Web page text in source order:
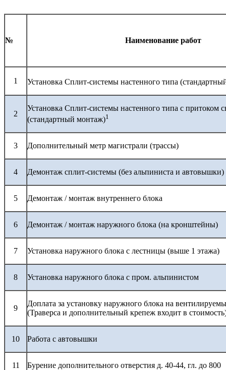
№ Наименование работ
1 Установка Сплит-системы настенного типа
2
Установка Сплит-системы настенного типа с притоком
(стандартный монтаж)1
3 Дополнительный метр магистрали (трассы)
4 Демонтаж сплит-системы (без альпиниста и автовышки)
5 Демонтаж / монтаж внутреннего блока
6 Демонтаж / монтаж наружного блока (на кронштейны)
7 Установка наружного блока с лестницы (выше 1 этажа)
8 Установка наружного блока с пром. альпинистом
9
Доплата за установку наружного блока на
(Траверса и дополнительный крепеж входит в
10 Работа с автовышки
11 Бурение дополнительного отверстия д. 40-44, гл. до 800